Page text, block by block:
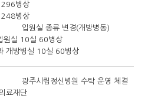
병상
병상
입원실 종류 변경(개방병동)
원실 10실 60병상
개방병실 10실 60병상
광주시립정신병원 수탁 운영 체결
료재단